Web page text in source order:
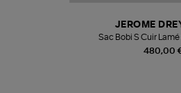
480,00
JEROME
Sac Bobi S Cuir